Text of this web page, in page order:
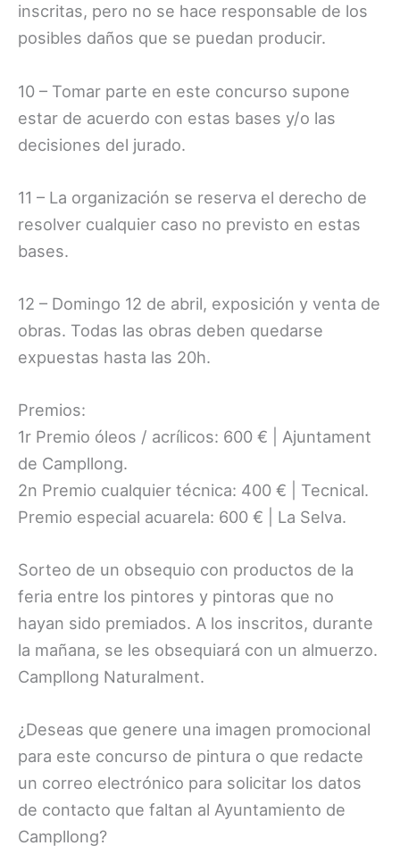
inscritas, pero no se hace responsable de los
posibles daños que se puedan producir.
10 – Tomar parte en este concurso supone
estar de acuerdo con estas bases y/o las
decisiones del jurado.
11 – La organización se reserva el derecho de
resolver cualquier caso no previsto en estas
bases.
12 – Domingo 12 de abril, exposición y venta de
obras. Todas las obras deben quedarse
expuestas hasta las 20h.
Premios:
1r Premio óleos / acrílicos: 600 € | Ajuntament
de Campllong.
2n Premio cualquier técnica: 400 € | Tecnical.
Premio especial acuarela: 600 € | La Selva.
Sorteo de un obsequio con productos de la
feria entre los pintores y pintoras que no
hayan sido premiados. A los inscritos, durante
la mañana, se les obsequiará con un almuerzo.
Campllong Naturalment.
¿Deseas que genere una imagen promocional
para este concurso de pintura o que redacte
un correo electrónico para solicitar los datos
de contacto que faltan al Ayuntamiento de
Campllong?